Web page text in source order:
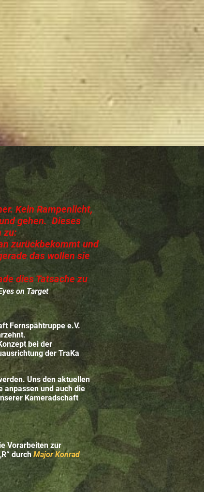
Kein Rampenlicht,
gehen. Dieses
zu:
zurückbekommt und
das wollen sie
dies Tatsache zu
on Target
Fernspähtruppe e.V.
bei der
der TraKa
Uns den aktuellen
anpassen und auch die
Kameradschaft
Vorarbeiten zur
durchMajor Konrad